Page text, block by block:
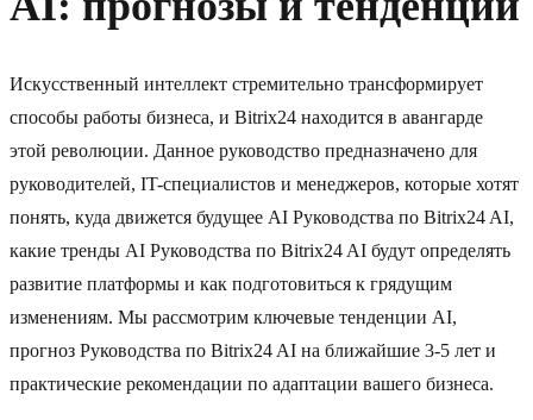
Искусственный интеллект стремительно трансформирует
способы работы бизнеса, и Bitrix24 находится в авангарде
этой революции. Данное руководство предназначено для
руководителей, IT-специалистов и менеджеров, которые хотят
понять, куда движется будущее AI Руководства по Bitrix24 AI,
какие тренды AI Руководства по Bitrix24 AI будут определять
развитие платформы и как подготовиться к грядущим
изменениям. Мы рассмотрим ключевые тенденции AI,
прогноз Руководства по Bitrix24 AI на ближайшие 3-5 лет и
практические рекомендации по адаптации вашего бизнеса.